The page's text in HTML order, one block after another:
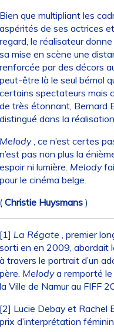
que multipliant les
de ses actrices
le réalisateur
mise en scène une
par des décors
être là le seul bémol
spectateurs mais
très étonnant, Bernard
dans la
, ce n’est certes
pas non plus la
ni lumière. Melody
le cinéma belge.
Christie Huysmans)
La Régate , premier
en en 2009, abordait
travers le portrait d’un
Melodya remporté le
Ville de Namur au FIFF
Lucie Debay et Rachel
d’interprétation